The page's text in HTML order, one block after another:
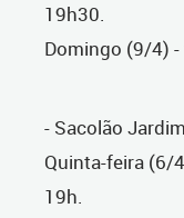
19h30.
Domingo (9/4)
- Sacolão
Quinta-feira (6/
19h.